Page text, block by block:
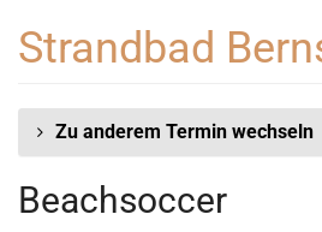
Haupt-
Strandbad
Zu anderem Termin wechseln
Beachsoccer